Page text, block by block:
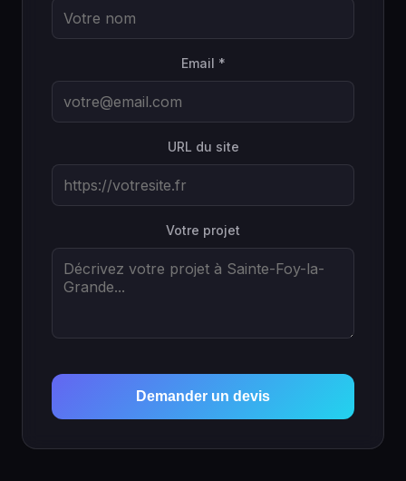
Email *
URL du site
Votre projet
Demander un devis